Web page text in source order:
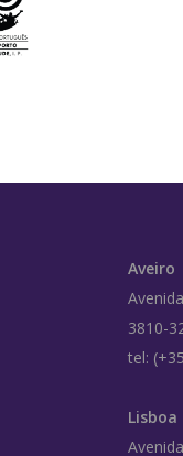
Aveiro
3810-
tel:
Lisboa